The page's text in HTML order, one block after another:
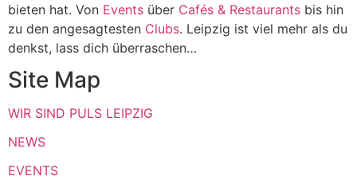
bieten hat. Von Events über Cafés & Restaurants bis hin
zu den angesagtesten Clubs. Leipzig ist viel mehr als du
denkst, lass dich überraschen…
Site Map
WIR SIND PULS LEIPZIG
NEWS
EVENTS